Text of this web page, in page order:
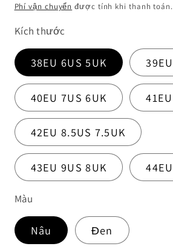
Phí vận chuyển được tính khi thanh toán.
Kích thước
38EU 6US 5UK
40EU 7US 6UK
42EU 8.5US 7.5UK
43EU 9US 8UK
Màu
Nâu Đen